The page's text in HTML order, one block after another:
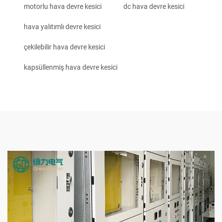
motorlu hava devre kesici dc hava devre kesici
hava yalıtımlı devre kesici
çekilebilir hava devre kesici
kapsüllenmiş hava devre kesici